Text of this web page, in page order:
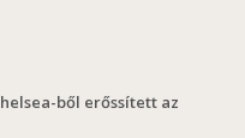
ből erőssített az